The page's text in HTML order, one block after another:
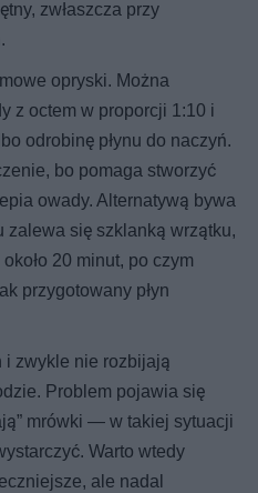
zwłaszcza przy
opryski. Można
z octem w proporcji 1:10 i
odrobinę płynu do naczyń.
bo pomaga stworzyć
owady. Alternatywą bywa
zalewa się szklanką wrzątku,
20 minut, po czym
przygotowany płyn
i zwykle nie rozbijają
Problem pojawia się
mrówki — w takiej sytuacji
Warto wtedy
ale nadal